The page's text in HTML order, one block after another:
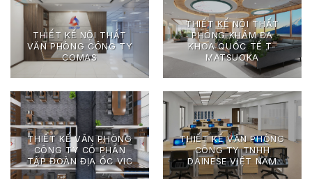
THIẾT KẾ NỘI THẤT
VĂN PHÒNG CÔNG TY
COMAS
THIẾT KẾ NỘI THẤT
PHÒNG KHÁM ĐA
KHOA QUỐC TẾ T-
MATSUOKA
THIẾT KẾ VĂN PHÒNG
CÔNG TY CỔ PHẨN
TẬP ĐOÀN ĐỊA ỐC VIC
THIẾT KẾ VĂN PHÒNG
CÔNG TY TNHH
DAINESE VIỆT NAM